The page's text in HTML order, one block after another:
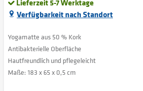
Lieferzeit 5-7 Werktage
Verfügbarkeit nach Standort
Yogamatte aus 50 % Kork
Antibakterielle Oberfläche
Hautfreundlich und pflegeleicht
Maße: 183 x 65 x 0,5 cm